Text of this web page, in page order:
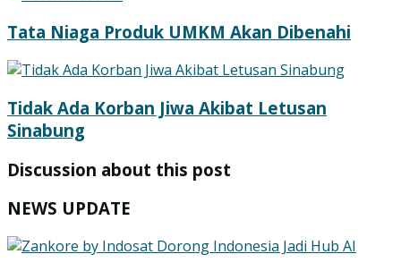
Tata Niaga Produk UMKM Akan Dibenahi
Tidak Ada Korban Jiwa Akibat Letusan
Sinabung
Discussion about this post
NEWS UPDATE